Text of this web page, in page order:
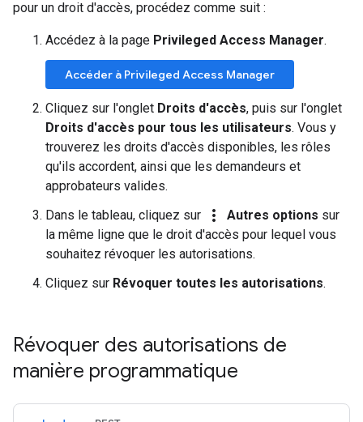
pour un droit d'accès, procédez comme suit :
Accédez à la page Privileged Access Manager.
Accéder à Privileged Access Manager
Cliquez sur l'onglet Droits d'accès, puis sur l'onglet
Droits d'accès pour tous les utilisateurs. Vous y
trouverez les droits d'accès disponibles, les rôles
qu'ils accordent, ainsi que les demandeurs et
approbateurs valides.
Dans le tableau, cliquez sur
more_vert Autres options sur
la même ligne que le droit d'accès pour lequel vous
souhaitez révoquer les autorisations.
Cliquez sur Révoquer toutes les autorisations.
Révoquer des autorisations de
manière programmatique